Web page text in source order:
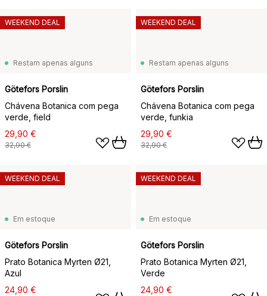
Restam apenas alguns
Götefors Porslin
Chávena Botanica com pega
verde, field
29,90 €
32,90 €
WEEKEND DEAL
Restam apenas alguns
Götefors Porslin
Chávena Botanica com pega
verde, funkia
29,90 €
32,90 €
WEEKEND DEAL
Em estoque
Götefors Porslin
Prato Botanica Myrten Ø21,
Azul
24,90 €
WEEKEND DEAL
Em estoque
Götefors Porslin
Prato Botanica Myrten Ø21,
Verde
24,90 €
WEEKEND DEAL